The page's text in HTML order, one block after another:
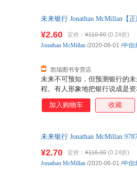
未来银行 Jonathan McMillan【
未来不可预知，但预测银行的
程。有人形象地把银行说成是
高点，价值实现空间搬运的过
运的过程，银行的角色是信用
银行》推演了科技金融时代没
术，如中世纪的金匠到21世纪
为我们清晰展示了与银行业相
¥2.60 定价： ¥110.60 (0.24折)
凯瑞图书专营店
Jonathan McMillan /2020-06-01 /中信
加入购物车 收藏
未来银行 Jonathan McMillan
¥2.70 定价： ¥116.00 (0.24折)
Jonathan McMillan /2020-06-01 /中信